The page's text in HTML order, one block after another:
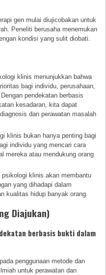
gen mulai diujicobakan untuk
Peneliti berusaha menemukan
kondisi yang sulit diobati.
klinis menunjukkan bahwa
bagi individu, perusahaan,
pendekatan berbasis
kesadaran, kita dapat
dan perawatan masalah
klinis bukan hanya penting bagi
individu yang mencari cara
mereka atau mendukung orang
klinis akan membantu
yang dihadapi dalam
kualitas hidup banyak orang.
Diajukan)
berbasis bukti dalam
penggunaan metode dan
untuk perawatan dan